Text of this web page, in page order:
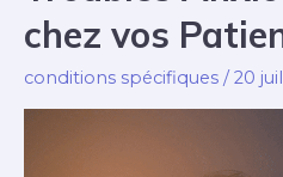
traitement
par
anticoagulants
chez vos
conditions spécifiques /20